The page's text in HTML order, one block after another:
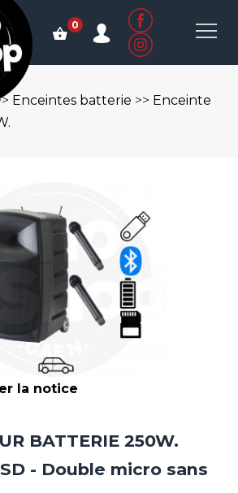
0
Enceintes batterie >> Enceinte
la notice
BATTERIE 250W.
- Double micro sans